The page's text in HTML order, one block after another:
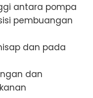
antara pompa
pembuangan
dan pada
dan